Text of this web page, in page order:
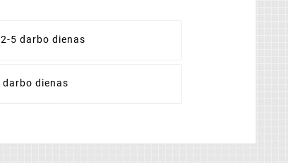
5 darbo dienas
darbo dienas